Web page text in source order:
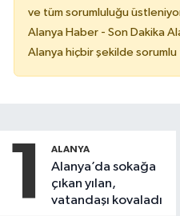
ve tüm sorumluluğu
Alanya Haber - Son Dakika
Alanya hiçbir şekilde
1 ALANYA
Alanya’da sokağa
çıkan yılan,
vatandaşı kovaladı